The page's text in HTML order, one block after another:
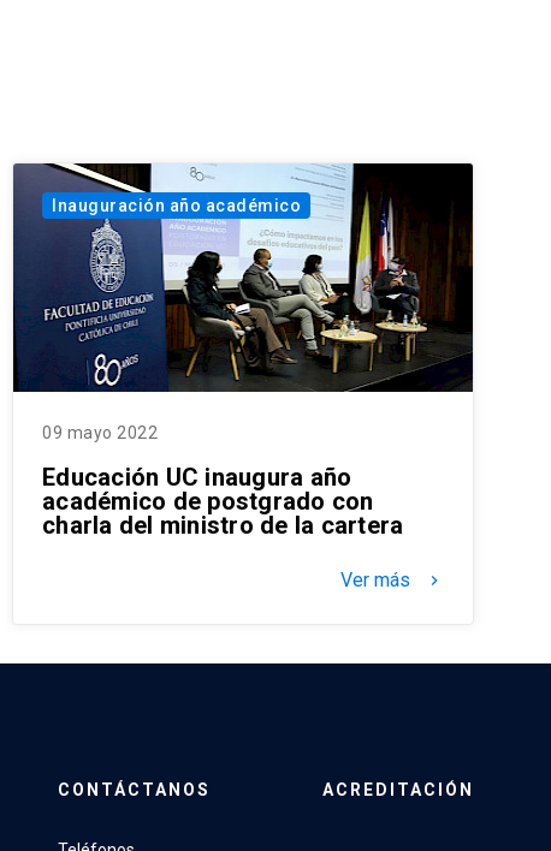
Inauguración año académico
09 mayo 2022
Educación UC inaugura año
académico de postgrado con
charla del ministro de la cartera
Ver más keyboard_arrow_right
CONTÁCTANOS ACREDITACIÓN